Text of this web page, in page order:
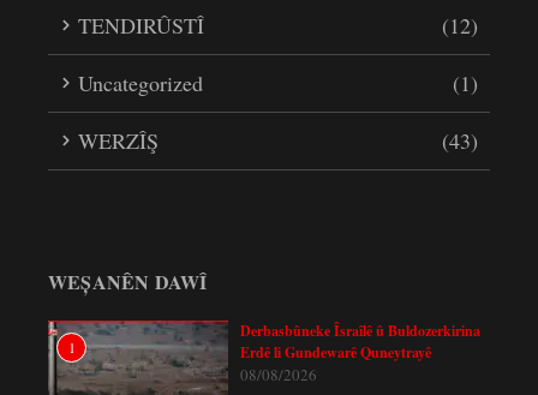
TENDIRÛSTÎ
(12)
Uncategorized
(1)
WERZÎŞ
(43)
WEȘANÊN DAWÎ
1
Derbasbûneke Îsraîlê û Buldozerkirina
Erdê li Gundewarê Quneytrayê
08/08/2026